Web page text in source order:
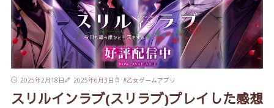
2025年2月18日 2025年6月3日 #乙女ゲームアプリ
スリルインラブ(スリラブ)プレイした感想